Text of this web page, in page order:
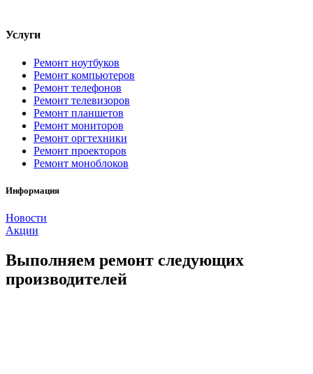
Услуги
Ремонт ноутбуков
Ремонт компьютеров
Ремонт телефонов
Ремонт телевизоров
Ремонт планшетов
Ремонт мониторов
Ремонт оргтехники
Ремонт проекторов
Ремонт моноблоков
Информация
Новости
Акции
Выполняем ремонт следующих
производителей